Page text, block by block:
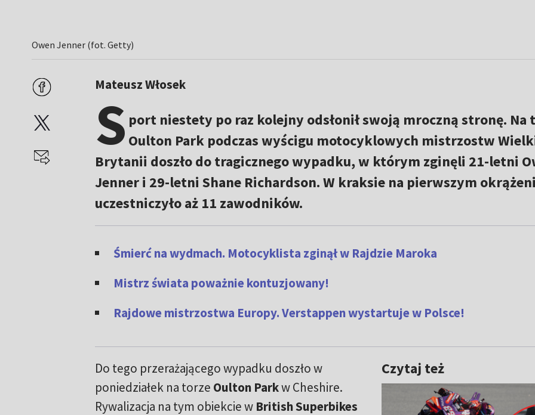
Owen Jenner (fot. Getty)
Mateusz Włosek
S port niestety po raz kolejny odsłonił swoją mroczną stronę. Na
Oulton Park podczas wyścigu motocyklowych mistrzostw
Brytanii doszło do tragicznego wypadku, w którym zginęli 21-letni
Jenner i 29-letni Shane Richardson. W kraksie na pierwszym
uczestniczyło aż 11 zawodników.
Śmierć na wydmach. Motocyklista zginął w Rajdzie Maroka
Mistrz świata poważnie kontuzjowany!
Rajdowe mistrzostwa Europy. Verstappen wystartuje w Polsce!
Czytaj też
Do tego przerażającego wypadku doszło w
poniedziałek na torze Oulton Parkw Cheshire.
Rywalizacja na tym obiekcie w British Superbikes